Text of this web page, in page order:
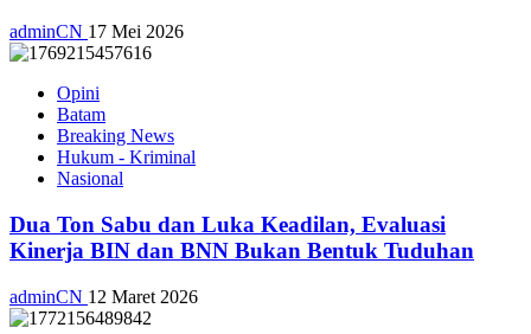
adminCN 17 Mei 2026
Opini
Batam
Breaking News
Hukum - Kriminal
Nasional
Dua Ton Sabu dan Luka Keadilan, Evaluasi
Kinerja BIN dan BNN Bukan Bentuk Tuduhan
adminCN 12 Maret 2026